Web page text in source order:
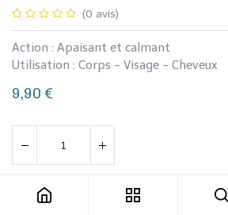
(0 avis)
Action : Apaisant et calmant
Utilisation : Corps - Visage - Cheveux
9,90 €
Ajouter au panier